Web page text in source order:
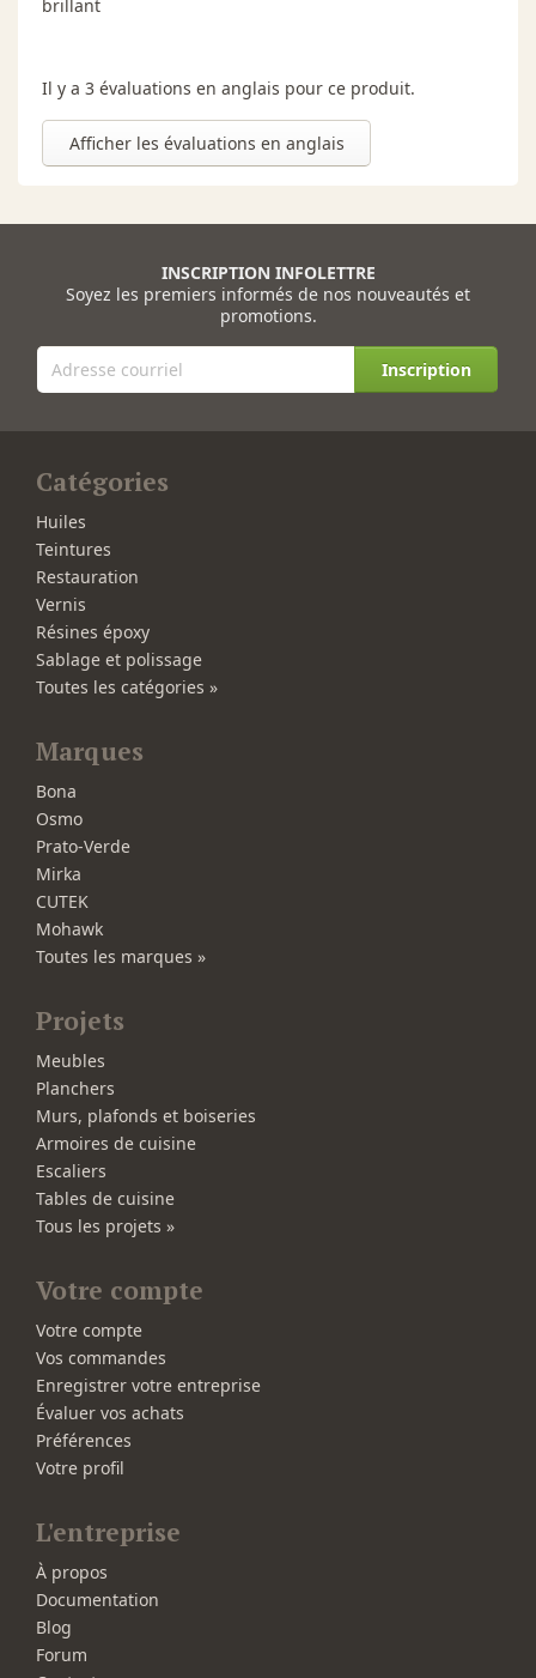
brillant
Il y a 3 évaluations en anglais pour ce produit.
Afficher les évaluations en anglais
INSCRIPTION INFOLETTRE
Soyez les premiers informés de nos nouveautés et
promotions.
Inscription
Catégories
Huiles
Teintures
Restauration
Vernis
Résines époxy
Sablage et polissage
Toutes les catégories »
Marques
Bona
Osmo
Prato-Verde
Mirka
CUTEK
Mohawk
Toutes les marques »
Projets
Meubles
Planchers
Murs, plafonds et boiseries
Armoires de cuisine
Escaliers
Tables de cuisine
Tous les projets »
Votre compte
Votre compte
Vos commandes
Enregistrer votre entreprise
Évaluer vos achats
Préférences
Votre profil
L'entreprise
À propos
Documentation
Blog
Forum